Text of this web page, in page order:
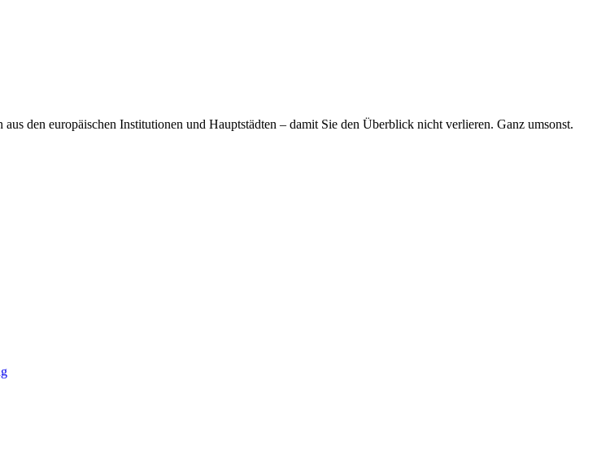
den europäischen Institutionen und Hauptstädten – damit Sie den Überblick nicht verlieren. Ganz umsonst.